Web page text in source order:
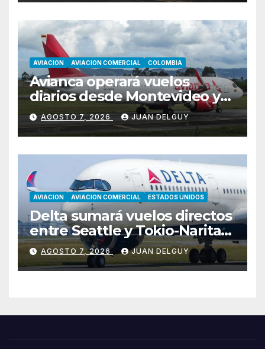
AVIACION AVIACION COMERCIAL COLOMBIA
Avianca operará vuelos
diarios desde Montevideo y
Asunción hacia Bogotá
AGOSTO 7, 2026 JUAN DELGUY
AVIACION AVIACION COMERCIAL ESTADOS UNIDOS
Delta sumará vuelos directos
entre Seattle y Tokio-Narita
desde marzo de 2027
AGOSTO 7, 2026 JUAN DELGUY